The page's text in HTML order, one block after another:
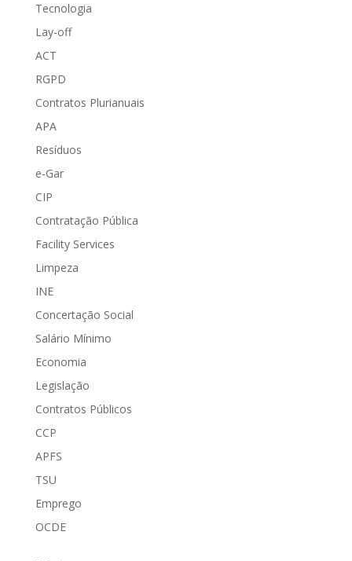
Tecnologia
Lay-off
ACT
RGPD
Contratos Plurianuais
APA
Resíduos
e-Gar
CIP
Contratação Pública
Facility Services
Limpeza
INE
Concertação Social
Salário Mínimo
Economia
Legislação
Contratos Públicos
CCP
APFS
TSU
Emprego
OCDE